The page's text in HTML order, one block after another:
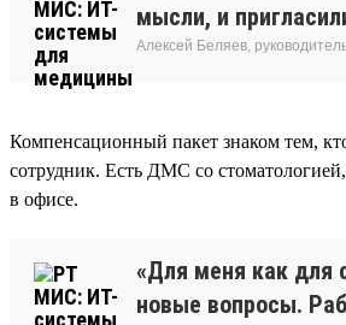
мысли, и
Алексей Беляев,
Компенсационный пакет знаком тем,
сотрудник. Есть ДМС со
в офисе.
«Для меня как для
новые вопросы.